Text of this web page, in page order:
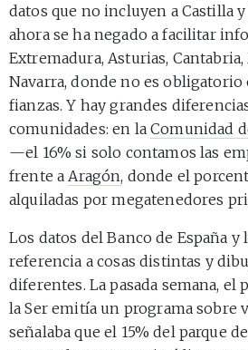
datos que no incluyen a Castilla
ahora se ha negado a facilitar
Extremadura, Asturias,
Navarra, donde no es obligatorio
fianzas. Y hay grandes
comunidades: en laComunidad
—el 16% si solo contamos las
frente aAragón, donde el
alquiladas por megatenedores
Los datos del Banco de España y
referencia a cosas distintas y
diferentes. La pasada semana, el
la Ser emitía un programa sobre
señalaba que el 15% del parque